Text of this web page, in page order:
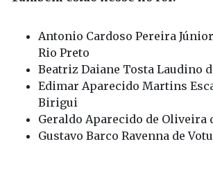
Antonio Cardoso Pereira Júnior
Rio Preto
Beatriz Daiane Tosta Laudino
Edimar Aparecido Martins
Birigui
Geraldo Aparecido de Oliveira
Gustavo Barco Ravenna de